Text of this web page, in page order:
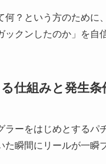
何？という方のために
ックンしたのか」を自
仕組みと発生条
ラーをはじめとするパ
た瞬間にリールが一瞬